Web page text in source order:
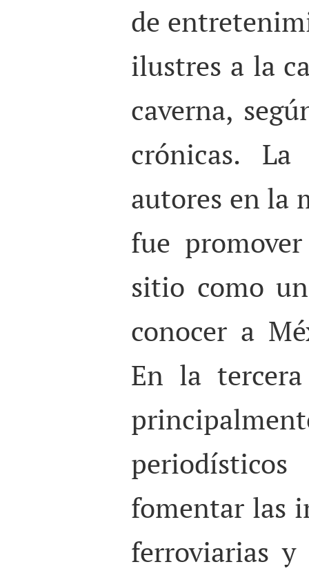
de
ilustres a la
caverna,
crónicas.
autores en la
fue
sitio como
conocer a
En la
fomentar las
ferroviarias y